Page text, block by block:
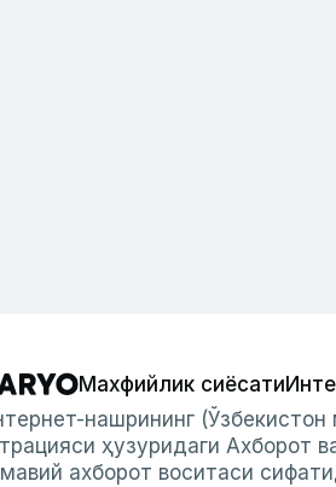
Махфийлик сиёсати
нашрининг
ҳузуридаги Ахборот
ахборот воситаси